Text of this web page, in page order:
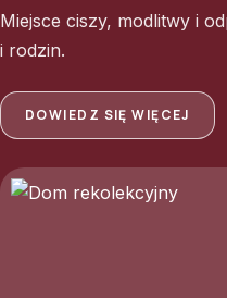
Miejsce ciszy, modlitwy i
i rodzin.
DOWIEDZ SIĘ WIĘCEJ